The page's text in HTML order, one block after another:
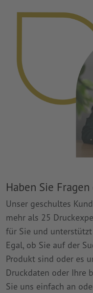
Haben Sie
Unser geschultes
mehr als 25
für Sie und
Egal, ob Sie auf der
Produkt sind oder es
Druckdaten oder Ihre
Sie uns einfach an